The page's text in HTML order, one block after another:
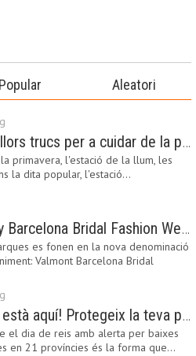
Popular Aleatori
Els 10 millors trucs per a cuidar de la pell a la primavera
primavera, l'estació de la llum, les
la dita popular, l'estació…
Valmont y Barcelona Bridal Fashion Week s’uneixen per donar impuls a la creativitat, la innovació i el disseny de la moda nupcial
es fonen en la nova denominació
Valmont Barcelona Bridal
El fred ja està aquí! Protegeix la teva pell amb els nostres consells i propostes
el dia de reis amb alerta per baixes
en 21 províncies és la forma que…